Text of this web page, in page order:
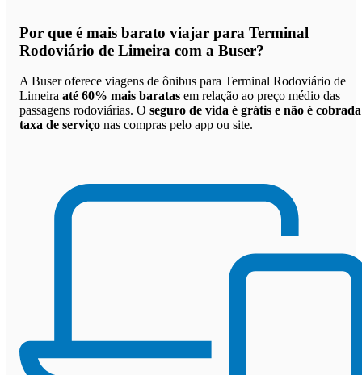
Por que é mais barato viajar para Terminal
Rodoviário de Limeira com a Buser?
A Buser oferece viagens de ônibus para Terminal Rodoviário de
Limeira até 60% mais baratas em relação ao preço médio das
passagens rodoviárias. O seguro de vida é grátis e não é cobrada
taxa de serviço nas compras pelo app ou site.